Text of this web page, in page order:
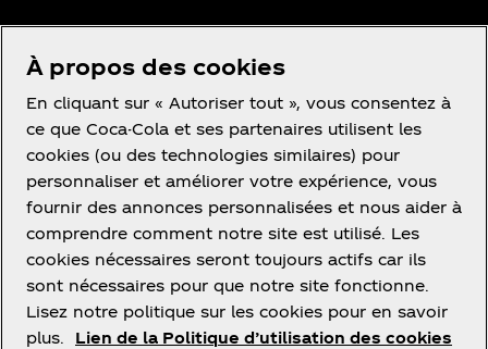
BESOIN D’AIDE ?
Informations légales
À propos des cookies
En cliquant sur « Autoriser tout », vous consentez à
ce que Coca-Cola et ses partenaires utilisent les
cookies (ou des technologies similaires) pour
personnaliser et améliorer votre expérience, vous
fournir des annonces personnalisées et nous aider à
comprendre comment notre site est utilisé. Les
cookies nécessaires seront toujours actifs car ils
sont nécessaires pour que notre site fonctionne.
Lisez notre politique sur les cookies pour en savoir
plus.
Lien de la Politique d’utilisation des cookies